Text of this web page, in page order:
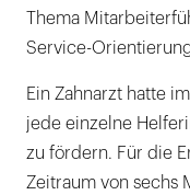
Thema
Service-
Ein Zahnarzt hatte
jede einzelne
zu fördern. Für die
Zeitraum von sechs